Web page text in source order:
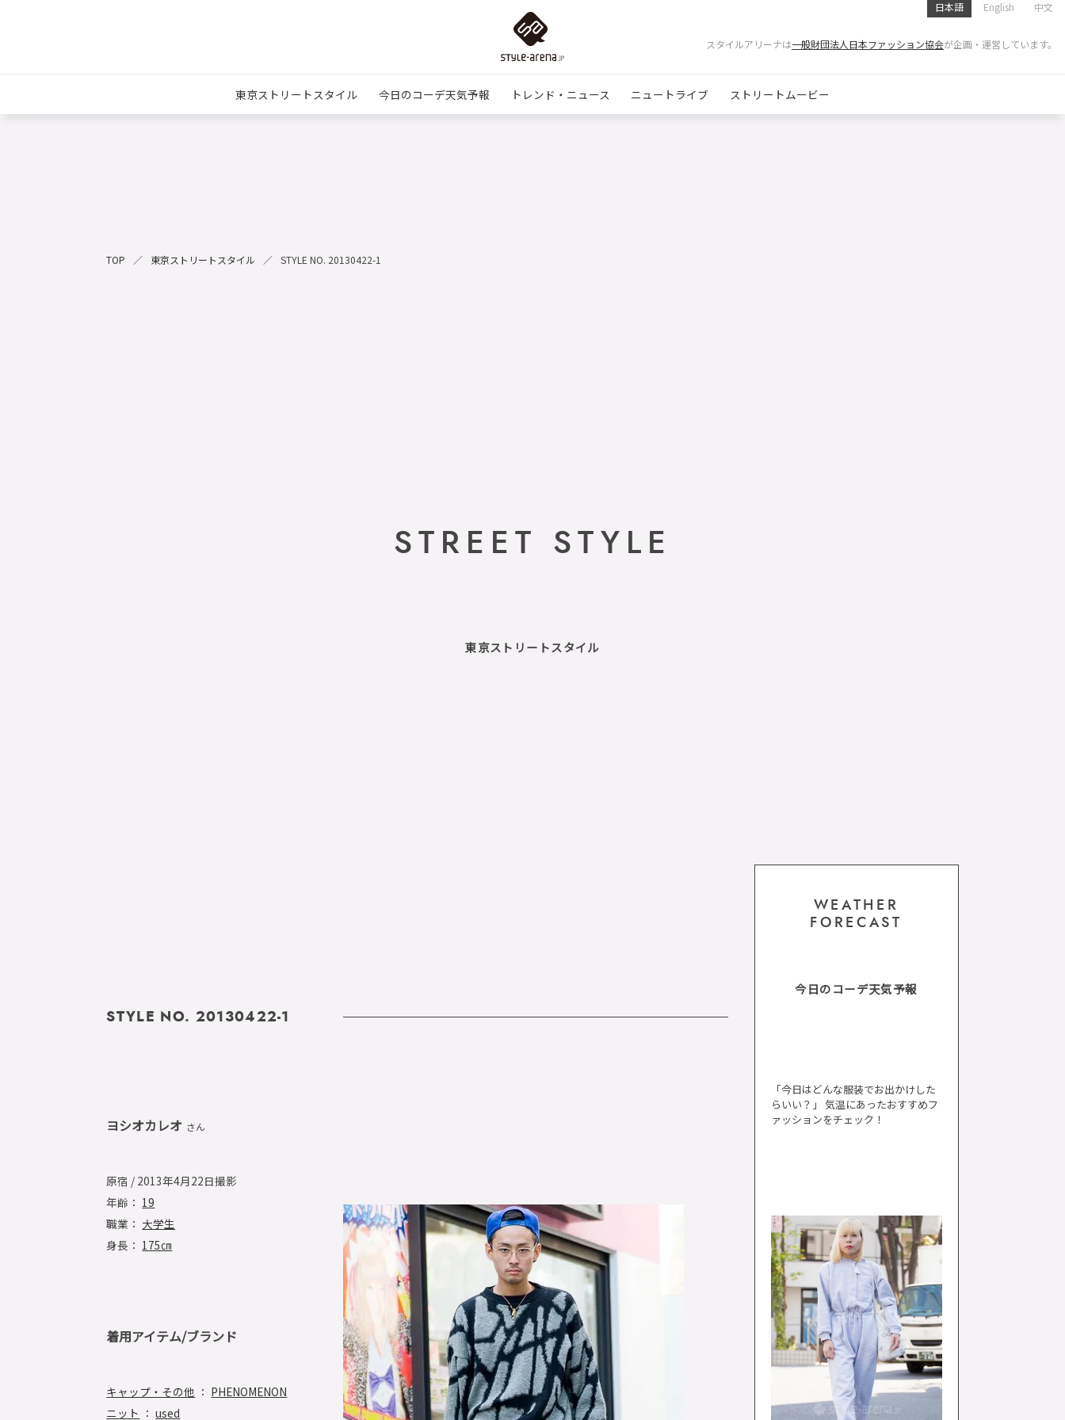
日本語 English 中文
スタイルアリーナは一般財団法人日本ファッション協会が企画・運営しています。
東京ストリートスタイル 今日のコーデ天気予報 トレンド・ニュース ニュートライブ ストリートムービー
TOP 東京ストリートスタイル STYLE NO. 20130422-1
STREET STYLE
東京ストリートスタイル
STYLE NO. 20130422-1
ヨシオカレオ さん
原宿 / 2013年4月22日撮影
年齢： 19
職業： 大学生
身長： 175㎝
着用アイテム/ブランド
キャップ・その他 ： PHENOMENON
ニット ：used
WEATHER
FORECAST
今日のコーデ天気予報
「今日はどんな服装でお出かけした
らいい？」 気温にあったおすすめフ
ァッションをチェック！